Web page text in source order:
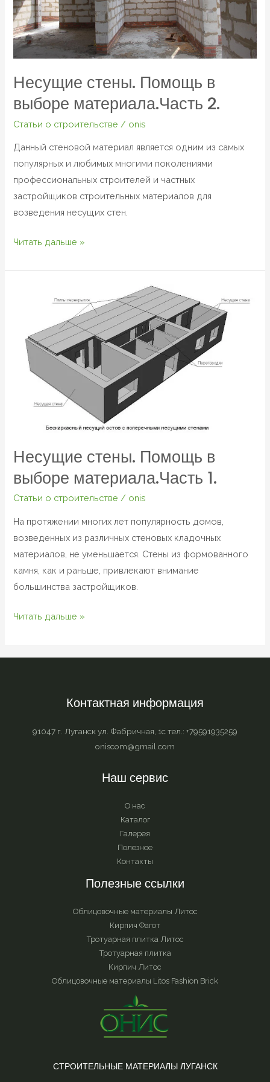
Несущие стены. Помощь в
выборе материала.Часть 2.
Статьи о строительстве / onis
Данный стеновой материал является одним из самых
популярных и любимых многими поколениями
профессиональных строителей и частных
застройщиков строительных материалов для
возведения несущих стен.
Читать дальше »
Несущие стены. Помощь в
выборе материала.Часть 1.
Статьи о строительстве / onis
На протяжении многих лет популярность домов,
возведенных из различных стеновых кладочных
материалов, не уменьшается. Стены из формованного
камня, как и раньше, привлекают внимание
большинства застройщиков.
выборе
материала.Часть
Читать дальше »
Контактная информация
91047 г. Луганск ул. Фабричная, 1с тел.: +79591935259
oniscom@gmail.com
Наш сервис
О нас
Каталог
Галерея
Полезное
Контакты
Полезные ссылки
Облицовочные материалы Литос
Кирпич Фагот
Тротуарная плитка Литос
Тротуарная плитка
Кирпич Литос
Облицовочные материалы Litos Fashion Brick
СТРОИТЕЛЬНЫЕ МАТЕРИАЛЫ ЛУГАНСК